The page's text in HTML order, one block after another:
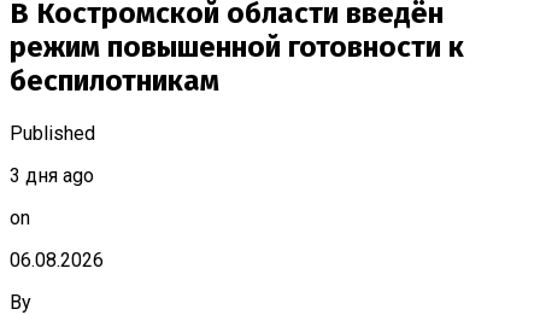
В Костромской области введён
режим повышенной готовности к
беспилотникам
Published
3 дня ago
on
06.08.2026
By